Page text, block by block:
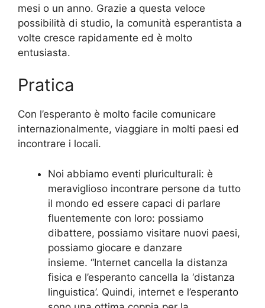
mesi o un anno. Grazie a questa veloce
possibilità di studio, la comunità esperantista a
volte cresce rapidamente ed è molto
entusiasta.
Pratica
Con l’esperanto è molto facile comunicare
internazionalmente, viaggiare in molti paesi ed
incontrare i locali.
Noi abbiamo eventi pluriculturali: è
meraviglioso incontrare persone da tutto
il mondo ed essere capaci di parlare
fluentemente con loro: possiamo
dibattere, possiamo visitare nuovi paesi,
possiamo giocare e danzare
insieme. “Internet cancella la distanza
fisica e l’esperanto cancella la ‘distanza
linguistica’. Quindi, internet e l’esperanto